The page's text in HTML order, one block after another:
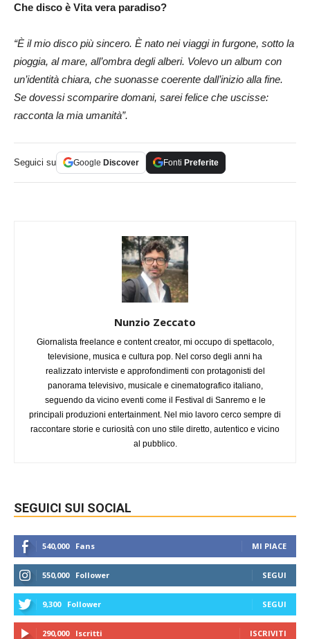
Che disco è Vita vera paradiso?
“È il mio disco più sincero. È nato nei viaggi in furgone, sotto la
pioggia, al mare, all’ombra degli alberi. Volevo un album con
un’identità chiara, che suonasse coerente dall’inizio alla fine.
Se dovessi scomparire domani, sarei felice che uscisse:
racconta la mia umanità”.
Seguici su Google Discover Fonti Preferite
Nunzio Zeccato
Giornalista freelance e content creator, mi occupo di spettacolo,
televisione, musica e cultura pop. Nel corso degli anni ha
realizzato interviste e approfondimenti con protagonisti del
panorama televisivo, musicale e cinematografico italiano,
seguendo da vicino eventi come il Festival di Sanremo e le
principali produzioni entertainment. Nel mio lavoro cerco sempre di
raccontare storie e curiosità con uno stile diretto, autentico e vicino
al pubblico.
SEGUICI SUI SOCIAL
540,000 Fans MI PIACE
550,000 Follower SEGUI
9,300 Follower SEGUI
290,000 Iscritti ISCRIVITI